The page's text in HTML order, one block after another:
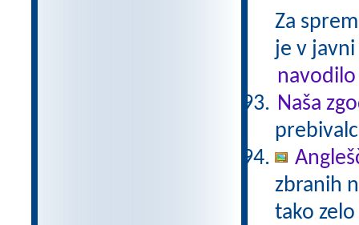
Za
je v
navodilo
Naša
zbranih
tako